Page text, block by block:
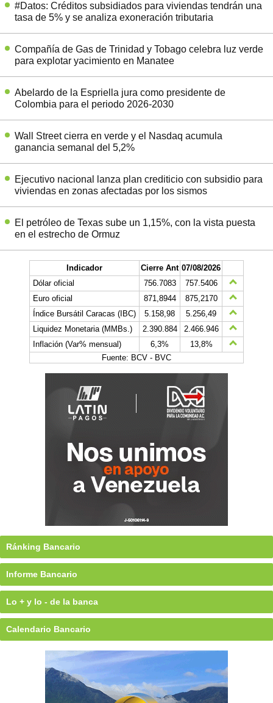
#Datos: Créditos subsidiados para viviendas tendrán una
tasa de 5% y se analiza exoneración tributaria
Compañía de Gas de Trinidad y Tobago celebra luz verde
para explotar yacimiento en Manatee
Abelardo de la Espriella jura como presidente de
Colombia para el periodo 2026-2030
Wall Street cierra en verde y el Nasdaq acumula
ganancia semanal del 5,2%
Ejecutivo nacional lanza plan crediticio con subsidio para
viviendas en zonas afectadas por los sismos
El petróleo de Texas sube un 1,15%, con la vista puesta
en el estrecho de Ormuz
Indicador Cierre Ant 07/08/2026
Dólar oficial
756.7083
757.5406
Euro oficial
871,8944
875,2170
Índice Bursátil Caracas (IBC)
5.158,98
5.256,49
Liquidez Monetaria (MMBs.)
2.390.884
2.466.946
Inflación (Var% mensual)
6,3%
13,8%
Fuente: BCV - BVC
Ránking Bancario
Informe Bancario
Lo + y lo - de la banca
Calendario Bancario